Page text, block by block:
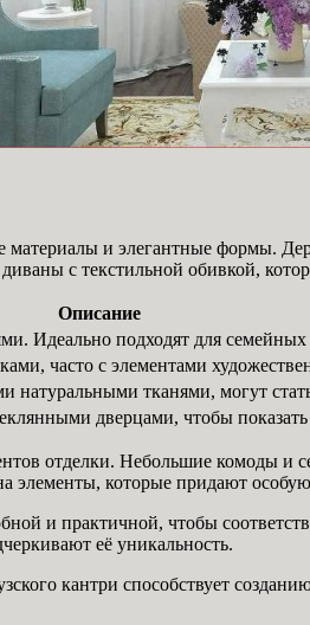
и элегантные формы.
с текстильной обивкой,
Описание
Идеально подходят для
часто с элементами
тканями, могут
дверцами, чтобы
отделки. Небольшие комоды и
элементы, которые придают
и практичной, чтобы
её уникальность.
кантри способствует